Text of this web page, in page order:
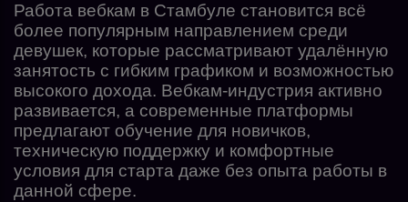
Работа вебкам в Стамбуле становится всё
более популярным направлением среди
девушек, которые рассматривают удалённую
занятость с гибким графиком и возможностью
высокого дохода. Вебкам-индустрия активно
развивается, а современные платформы
предлагают обучение для новичков,
техническую поддержку и комфортные
условия для старта даже без опыта работы в
данной сфере.